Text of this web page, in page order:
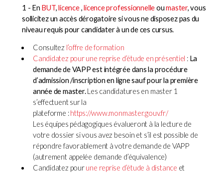
1 - En BUT,licence,licence professionnelleoumaster, vous
sollicitez un accès dérogatoire si vous ne disposez pas du
niveau requis pour candidater à un de ces cursus.
Consultez l’offre de formation
Candidatez pour une reprise d’étude en présentiel : La
demande de VAPP est intégrée dans la procédure
d’admission /inscription en ligne sauf pour la première
année de master.Les candidatures en master 1
s’effectuent sur la
plateforme :https://www.monmaster.gouv.fr/
Les équipes pédagogiques évalueront à la lecture de
votre dossier si vous avez besoin et s’il est possible de
répondre favorablement à votre demande de VAPP
(autrement appelée demande d’équivalence)
Candidatez pourune reprise d’étude à distance et